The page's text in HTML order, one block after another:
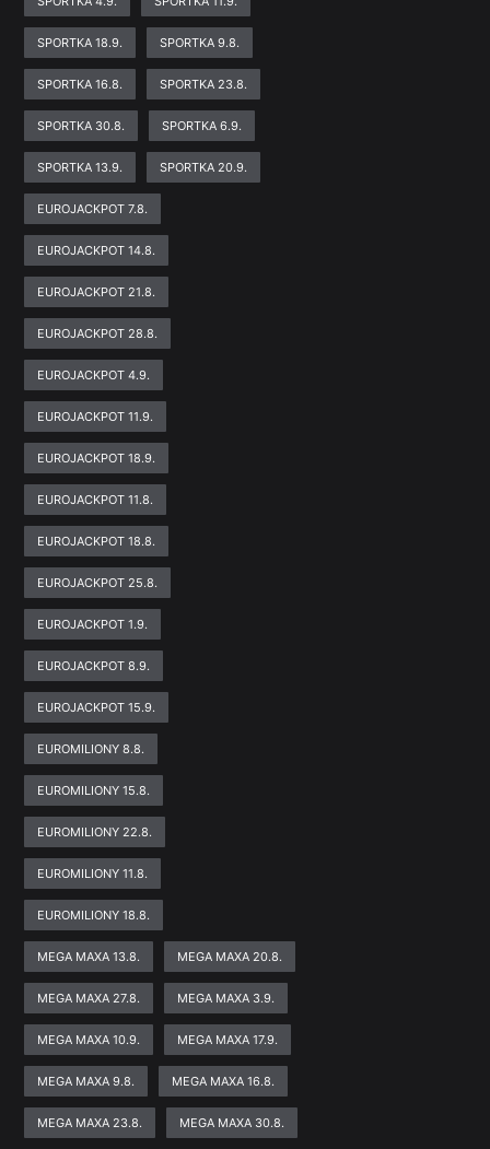
SPORTKA 18.9. SPORTKA 9.8.
SPORTKA 16.8. SPORTKA 23.8.
SPORTKA 30.8. SPORTKA 6.9.
SPORTKA 13.9. SPORTKA 20.9.
EUROJACKPOT 7.8.
EUROJACKPOT 14.8.
EUROJACKPOT 21.8.
EUROJACKPOT 28.8.
EUROJACKPOT 4.9.
EUROJACKPOT 11.9.
EUROJACKPOT 18.9.
EUROJACKPOT 11.8.
EUROJACKPOT 18.8.
EUROJACKPOT 25.8.
EUROJACKPOT 1.9.
EUROJACKPOT 8.9.
EUROJACKPOT 15.9.
EUROMILIONY 8.8.
EUROMILIONY 15.8.
EUROMILIONY 22.8.
EUROMILIONY 11.8.
EUROMILIONY 18.8.
MEGA MAXA 13.8. MEGA MAXA 20.8.
MEGA MAXA 27.8. MEGA MAXA 3.9.
MEGA MAXA 10.9. MEGA MAXA 17.9.
MEGA MAXA 9.8. MEGA MAXA 16.8.
MEGA MAXA 23.8. MEGA MAXA 30.8.